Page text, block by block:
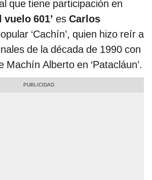
que tiene participación en
vuelo 601’ es Carlos
‘Cachín’, quien hizo reír a
de la década de 1990 con
Machín Alberto en ‘Patacláun’.